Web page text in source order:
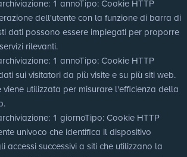
: 1 annoTipo: Cookie HTTP
dell'utente con la funzione di barra di
dati possono essere impiegati per proporre
rilevanti.
: 1 annoTipo: Cookie HTTP
sui visitatori da più visite e su più siti web.
utilizzata per misurare l'efficienza della
: 1 giornoTipo: Cookie HTTP
univoco che identifica il dispositivo
accessi successivi a siti che utilizzano la